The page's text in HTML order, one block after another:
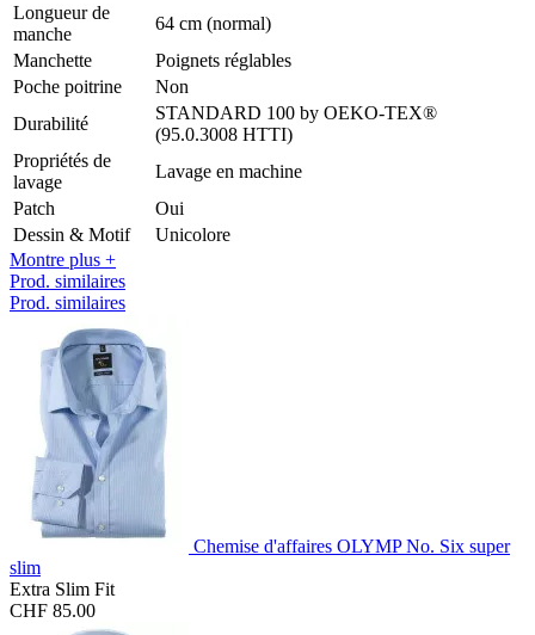
Longueur de
manche
64 cm (normal)
Manchette
Poignets réglables
Poche poitrine
Non
Durabilité
STANDARD 100 by OEKO-TEX®
(95.0.3008 HTTI)
Propriétés de
lavage
Lavage en machine
Patch
Oui
Dessin & Motif
Unicolore
Montre plus +
Prod. similaires
Prod. similaires
Chemise d'affaires OLYMP No. Six super
slim
Extra Slim Fit
CHF 85.00